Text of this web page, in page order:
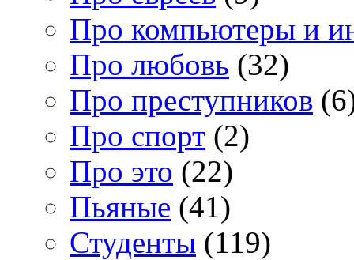
Про компьютеры и
Про любовь (32)
Про преступников
Про спорт (2)
Про это (22)
Пьяные (41)
Студенты (119)